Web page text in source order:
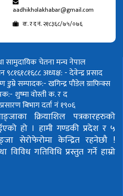
aadhikholakhabar@gmail.com
क. र द नं. २१८३६८/७५/०७६
सामुदायिक चेतना मन्च नेपाल
९८१६१८१६८८अध्यक्ष: - देवेन्द्र प्रसाद
डुम्रेसम्पादक:- खगिन्द्र पौडेलग्राफिक्स
शुष्मा वोस्तीक. र द
बिभाग दर्ता नं १९०६
क्रियाशिल पत्रकारहरुको
हो । हामी गण्डकी प्रदेश र ५
सेरोफेरोमा केन्द्रित रहनेछौ !
विविध गतिविधि प्रस्तुत गर्ने हाम्रो